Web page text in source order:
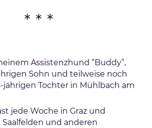
***
Assistenzhund “Buddy”,
Sohn und teilweise noch
jährigen Tochter in Mühlbach am
jede Woche in Graz und
und anderen